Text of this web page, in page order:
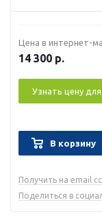
Цена в интернет-
14 300 р.
Узнать цену
В корзину
Получить на email
Поделиться в